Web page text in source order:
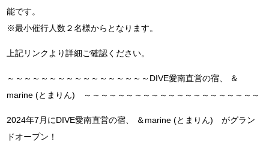
能です。
※最小催行人数２名様からとなります。
上記リンクより詳細ご確認ください。
～～～～～～～～～～～～～～～～～DIVE愛南直営の宿、 ＆
marine (とまりん) ～～～～～～～～～～～～～～～～～～～～～
2024年7月にDIVE愛南直営の宿、 ＆marine (とまりん) がグラン
ドオープン！